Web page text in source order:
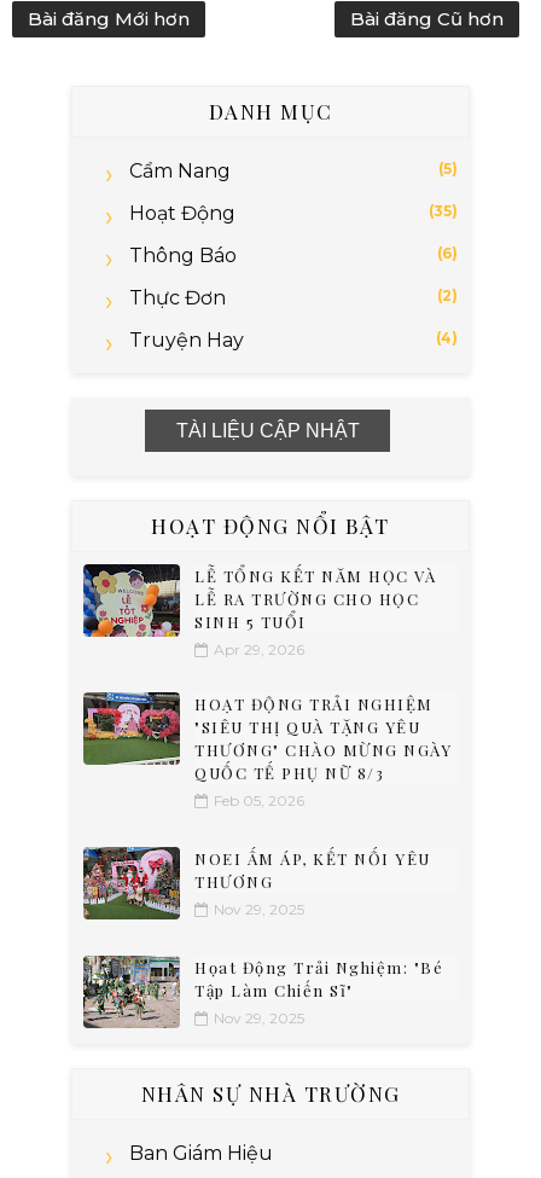
Bài đăng Mới hơn Bài đăng Cũ hơn
DANH MỤC
Cẩm Nang (5)
Hoạt Động (35)
Thông Báo (6)
Thực Đơn (2)
Truyện Hay (4)
TÀI LIỆU CẬP NHẬT
HOẠT ĐỘNG NỔI BẬT
LỄ TỔNG KẾT NĂM HỌC VÀ
LỄ RA TRƯỜNG CHO HỌC
SINH 5 TUỔI
Apr 29, 2026
HOẠT ĐỘNG TRẢI NGHIỆM
"SIÊU THỊ QUÀ TẶNG YÊU
THƯƠNG" CHÀO MỪNG NGÀY
QUỐC TẾ PHỤ NỮ 8/3
Feb 05, 2026
NOEI ẤM ÁP, KẾT NỐI YÊU
THƯƠNG
Nov 29, 2025
Họat Động Trải Nghiệm: "Bé
Tập Làm Chiến Sĩ"
Nov 29, 2025
NHÂN SỰ NHÀ TRƯỜNG
Ban Giám Hiệu